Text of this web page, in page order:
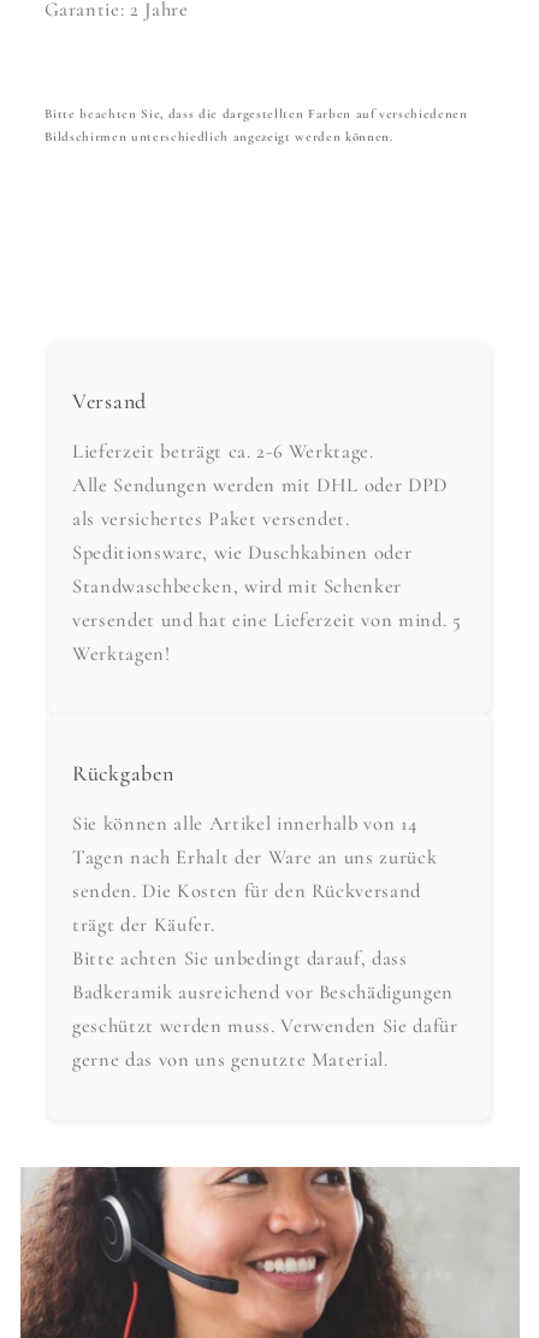
Garantie: 2 Jahre
Bitte beachten Sie, dass die dargestellten Farben auf verschiedenen
Bildschirmen unterschiedlich angezeigt werden können.
Versand
Lieferzeit beträgt ca. 2-6 Werktage.
Alle Sendungen werden mit DHL oder DPD
als versichertes Paket versendet.
Speditionsware, wie Duschkabinen oder
Standwaschbecken, wird mit Schenker
versendet und hat eine Lieferzeit von mind. 5
Werktagen!
Rückgaben
Sie können alle Artikel innerhalb von 14
Tagen nach Erhalt der Ware an uns zurück
senden. Die Kosten für den Rückversand
trägt der Käufer.
Bitte achten Sie unbedingt darauf, dass
Badkeramik ausreichend vor Beschädigungen
geschützt werden muss. Verwenden Sie dafür
gerne das von uns genutzte Material.